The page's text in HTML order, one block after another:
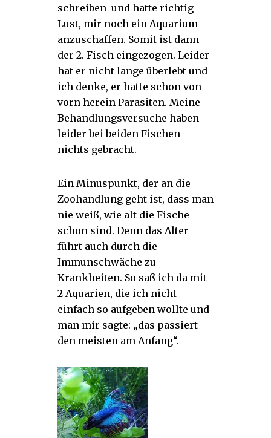
schreiben und hatte richtig
Lust, mir noch ein Aquarium
anzuschaffen. Somit ist dann
der 2. Fisch eingezogen. Leider
hat er nicht lange überlebt und
ich denke, er hatte schon von
vorn herein Parasiten. Meine
Behandlungsversuche haben
leider bei beiden Fischen
nichts gebracht.
Ein Minuspunkt, der an die
Zoohandlung geht ist, dass man
nie weiß, wie alt die Fische
schon sind. Denn das Alter
führt auch durch die
Immunschwäche zu
Krankheiten. So saß ich da mit
2 Aquarien, die ich nicht
einfach so aufgeben wollte und
man mir sagte: „das passiert
den meisten am Anfang“.